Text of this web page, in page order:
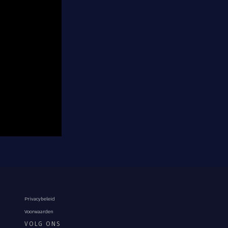
Privacybeleid
Voorwaarden
VOLG ONS